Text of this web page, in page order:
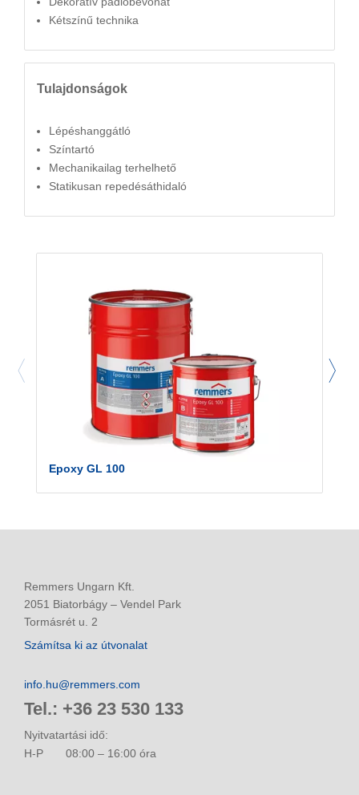
Kétszínű technika
Tulajdonságok
Lépéshanggátló
Színtartó
Mechanikailag terhelhető
Statikusan repedésáthidaló
Epoxy GL 100
Remmers Ungarn Kft.
2051 Biatorbágy – Vendel Park
Tormásrét u. 2
Számítsa ki az útvonalat
info.hu@remmers.com
Tel.: +36 23 530 133
Nyitvatartási idő:
H-P
08:00 – 16:00 óra